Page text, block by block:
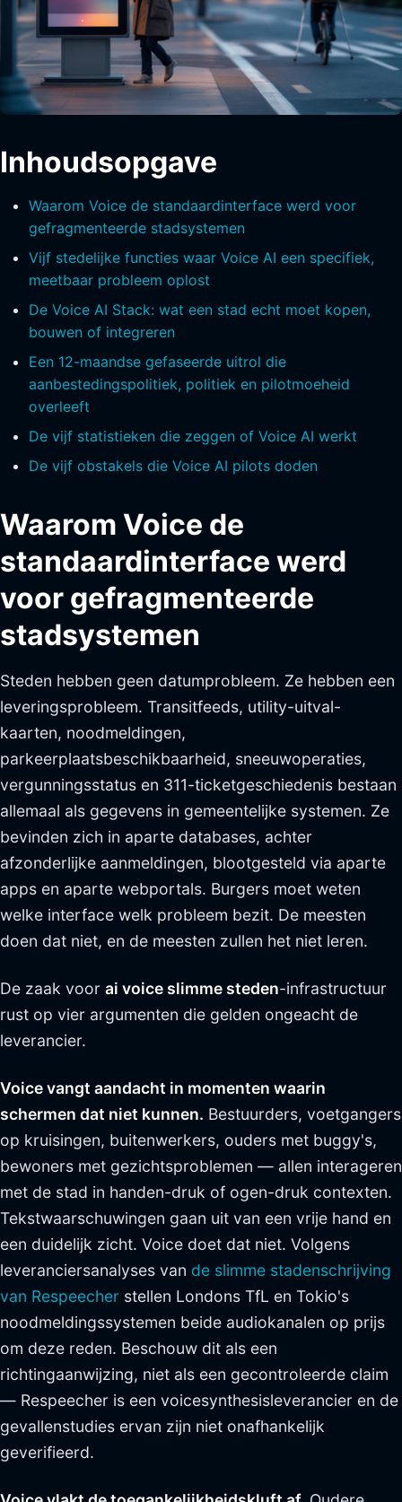
Inhoudsopgave
Waarom Voice de standaardinterface werd voor
gefragmenteerde stadsystemen
Vijf stedelijke functies waar Voice AI een specifiek,
meetbaar probleem oplost
De Voice AI Stack: wat een stad echt moet kopen,
bouwen of integreren
Een 12-maandse gefaseerde uitrol die
aanbestedingspolitiek, politiek en pilotmoeheid
overleeft
De vijf statistieken die zeggen of Voice AI werkt
De vijf obstakels die Voice AI pilots doden
Waarom Voice de
standaardinterface werd
voor gefragmenteerde
stadsystemen
Steden hebben geen datumprobleem. Ze hebben een
leveringsprobleem. Transitfeeds, utility-uitval-
kaarten, noodmeldingen,
parkeerplaatsbeschikbaarheid, sneeuwoperaties,
vergunningsstatus en 311-ticketgeschiedenis bestaan
allemaal als gegevens in gemeentelijke systemen. Ze
bevinden zich in aparte databases, achter
afzonderlijke aanmeldingen, blootgesteld via aparte
apps en aparte webportals. Burgers moet weten
welke interface welk probleem bezit. De meesten
doen dat niet, en de meesten zullen het niet leren.
De zaak voor ai voice slimme steden-infrastructuur
rust op vier argumenten die gelden ongeacht de
leverancier.
Voice vangt aandacht in momenten waarin
schermen dat niet kunnen. Bestuurders, voetgangers
op kruisingen, buitenwerkers, ouders met buggy's,
bewoners met gezichtsproblemen — allen interageren
met de stad in handen-druk of ogen-druk contexten.
Tekstwaarschuwingen gaan uit van een vrije hand en
een duidelijk zicht. Voice doet dat niet. Volgens
leveranciersanalyses van de slimme stadenschrijving
van Respeecher stellen Londons TfL en Tokio's
noodmeldingssystemen beide audiokanalen op prijs
om deze reden. Beschouw dit als een
richtingaanwijzing, niet als een gecontroleerde claim
— Respeecher is een voicesynthesisleverancier en de
gevallenstudies ervan zijn niet onafhankelijk
geverifieerd.